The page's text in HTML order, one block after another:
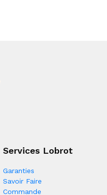
Services Lobrot
Garanties
Savoir Faire
Commande